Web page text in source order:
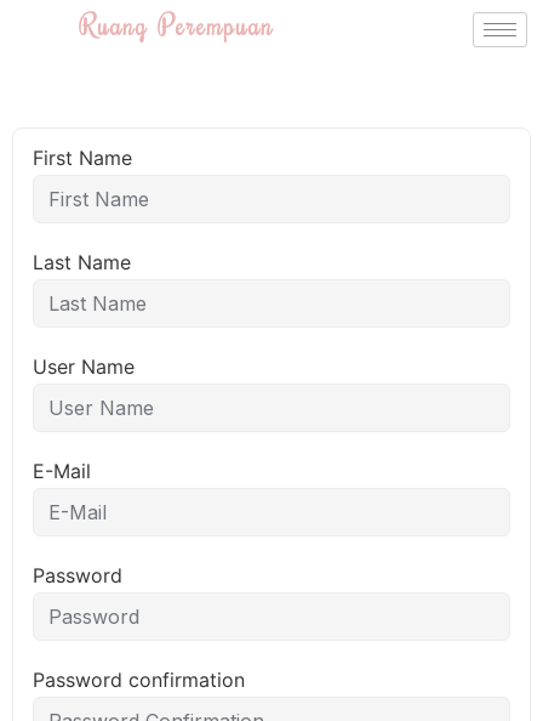
Ruang Perempuan
First Name
Last Name
User Name
E-Mail
Password
Password confirmation